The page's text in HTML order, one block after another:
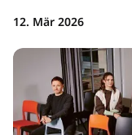
12. Mär 2026